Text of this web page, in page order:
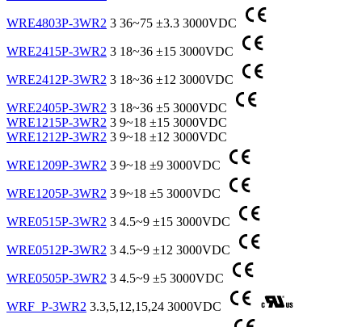
WRE4803P-3WR2 3 36~75 ±3.3 3000VDC
WRE2415P-3WR2 3 18~36 ±15 3000VDC
WRE2412P-3WR2 3 18~36 ±12 3000VDC
WRE2405P-3WR2 3 18~36 ±5 3000VDC
WRE1215P-3WR2 3 9~18 ±15 3000VDC
WRE1212P-3WR2 3 9~18 ±12 3000VDC
WRE1209P-3WR2 3 9~18 ±9 3000VDC
WRE1205P-3WR2 3 9~18 ±5 3000VDC
WRE0515P-3WR2 3 4.5~9 ±15 3000VDC
WRE0512P-3WR2 3 4.5~9 ±12 3000VDC
WRE0505P-3WR2 3 4.5~9 ±5 3000VDC
WRF_P-3WR2 3.3,5,12,15,24 3000VDC